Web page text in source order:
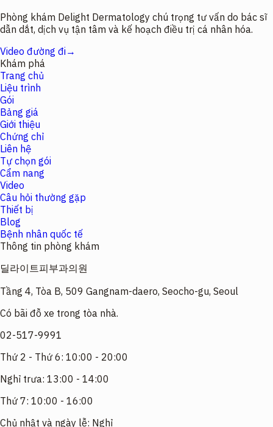
Phòng khám Delight Dermatology chú trọng tư vấn do bác sĩ
dẫn dắt, dịch vụ tận tâm và kế hoạch điều trị cá nhân hóa.
Video đường đi→
Khám phá
Trang chủ
Liệu trình
Gói
Bảng giá
Giới thiệu
Chứng chỉ
Liên hệ
Tự chọn gói
Cẩm nang
Video
Câu hỏi thường gặp
Thiết bị
Blog
Bệnh nhân quốc tế
Thông tin phòng khám
딜라이트피부과의원
Tầng 4, Tòa B, 509 Gangnam-daero, Seocho-gu, Seoul
Có bãi đỗ xe trong tòa nhà.
02-517-9991
Thứ 2 - Thứ 6: 10:00 - 20:00
Nghỉ trưa: 13:00 - 14:00
Thứ 7: 10:00 - 16:00
Chủ nhật và ngày lễ: Nghỉ